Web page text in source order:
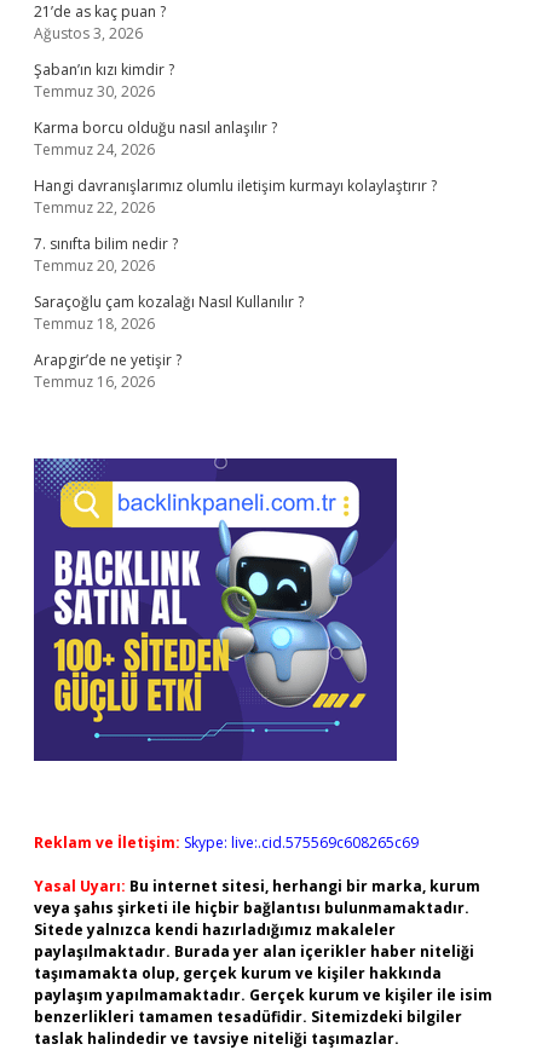
21’de as kaç puan ?
Ağustos 3, 2026
Şaban’ın kızı kimdir ?
Temmuz 30, 2026
Karma borcu olduğu nasıl anlaşılır ?
Temmuz 24, 2026
Hangi davranışlarımız olumlu iletişim kurmayı kolaylaştırır ?
Temmuz 22, 2026
7. sınıfta bilim nedir ?
Temmuz 20, 2026
Saraçoğlu çam kozalağı Nasıl Kullanılır ?
Temmuz 18, 2026
Arapgir’de ne yetişir ?
Temmuz 16, 2026
Reklam ve İletişim: Skype: live:.cid.575569c608265c69
Yasal Uyarı: Bu internet sitesi, herhangi bir marka, kurum
veya şahıs şirketi ile hiçbir bağlantısı bulunmamaktadır.
Sitede yalnızca kendi hazırladığımız makaleler
paylaşılmaktadır. Burada yer alan içerikler haber niteliği
taşımamakta olup, gerçek kurum ve kişiler hakkında
paylaşım yapılmamaktadır. Gerçek kurum ve kişiler ile isim
benzerlikleri tamamen tesadüfidir. Sitemizdeki bilgiler
taslak halindedir ve tavsiye niteliği taşımazlar.